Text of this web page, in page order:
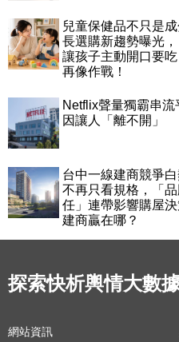
兒童保健品不只是
長選購新趨勢曝光
讓孩子主動開口要
再像作戰！
Netflix聲量獨霸串
因讓人「離不開」
台中一線建商競爭
不再只看規格，「
任」連帶影響購屋
建商贏在哪？
探索快析輿情大數
網站資訊